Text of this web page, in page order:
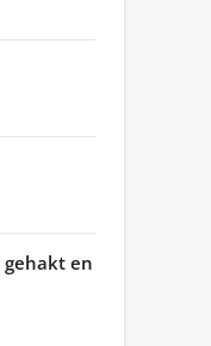
gehakt en